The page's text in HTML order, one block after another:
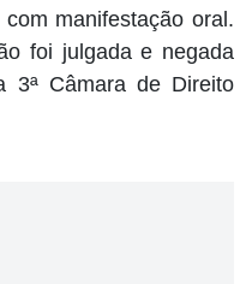
manifestação oral.
foi julgada e negada
3ª Câmara de Direito